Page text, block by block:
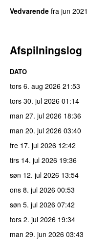
Vedvarende fra jun 2021
Afspilningslog
DATO
tors 6. aug 2026 21:53
tors 30. jul 2026 01:14
man 27. jul 2026 18:36
man 20. jul 2026 03:40
fre 17. jul 2026 12:42
tirs 14. jul 2026 19:36
søn 12. jul 2026 13:54
ons 8. jul 2026 00:53
søn 5. jul 2026 07:42
tors 2. jul 2026 19:34
man 29. jun 2026 03:43